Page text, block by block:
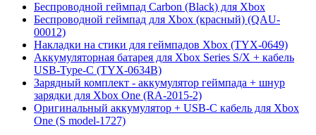
Беспроводной геймпад Carbon (Black) для Xbox
Беспроводной геймпад для Xbox (красный) (QAU-
00012)
Накладки на стики для геймпадов Xbox (TYX-0649)
Аккумуляторная батарея для Xbox Series S/X + кабель
USB-Type-C (TYX-0634B)
Зарядный комплект - аккумулятор геймпада + шнур
зарядки для Xbox One (RA-2015-2)
Оригинальный аккумулятор + USB-C кабель для Xbox
One (S model-1727)